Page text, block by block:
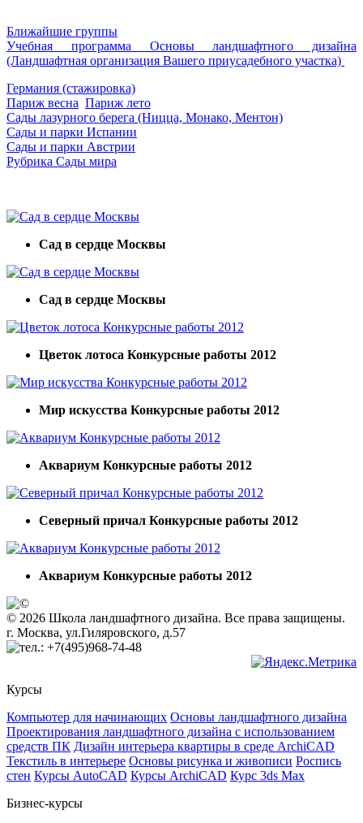
Ближайшие группы
Учебная программа Основы ландшафтного дизайна
(Ландшафтная организация Вашего приусадебного участка)
Германия (стажировка)
Париж весна Париж лето
Сады лазурного берега (Ницца, Монако, Ментон)
Сады и парки Испании
Сады и парки Австрии
Рубрика Сады мира
Сад в сердце Москвы
Сад в сердце Москвы
Цветок лотоса Конкурсные работы 2012
Мир искусства Конкурсные работы 2012
Аквариум Конкурсные работы 2012
Северный причал Конкурсные работы 2012
Аквариум Конкурсные работы 2012
© 2026 Школа ландшафтного дизайна. Все права защищены.
г. Москва, ул.Гиляровского, д.57
+7(495)968-74-48
Курсы
Компьютер для начинающих Основы ландшафтного дизайна
Проектирования ландшафтного дизайна с использованием
средств ПК Дизайн интерьера квартиры в среде ArchiCAD
Текстиль в интерьере Основы рисунка и живописи Роспись
стен Курсы AutoCAD Курсы ArchiCAD Курс 3ds Max
Бизнес-курсы